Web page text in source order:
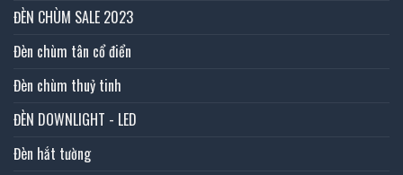
ĐÈN CHÙM SALE 2023
Đèn chùm tân cổ điển
Đèn chùm thuỷ tinh
ĐÈN DOWNLIGHT - LED
Đèn hắt tường